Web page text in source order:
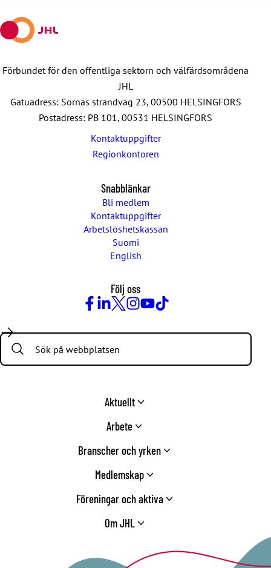
Förbundet för den offentliga sektorn och välfärdsområdena
JHL
Gatuadress: Sörnäs strandväg 23, 00500 HELSINGFORS
Postadress: PB 101, 00531 HELSINGFORS
Kontaktuppgifter
Regionkontoren
Snabblänkar
Bli medlem
Kontaktuppgifter
Arbetslöshetskassan
Suomi
English
Följ oss
Search:
Aktuellt
Arbete
Branscher och yrken
Medlemskap
Föreningar och aktiva
Om JHL